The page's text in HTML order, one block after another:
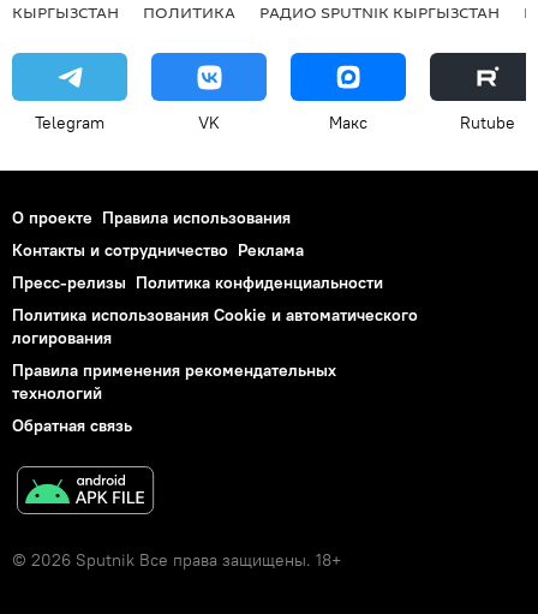
КЫРГЫЗСТАН ПОЛИТИКА РАДИО SPUTNIK КЫРГЫЗСТАН
Telegram VK Макс Rutube
О проекте Правила использования
Контакты и сотрудничество Реклама
Пресс-релизы Политика конфиденциальности
Политика использования Cookie и автоматического
логирования
Правила применения рекомендательных
технологий
Обратная связь
© 2026 Sputnik Все права защищены. 18+